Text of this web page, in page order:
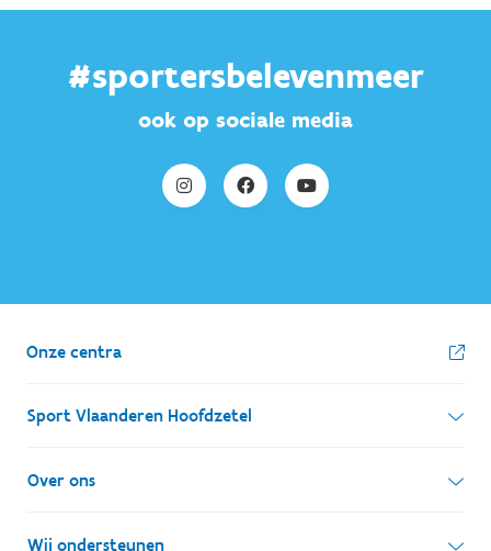
#sportersbelevenmeer
ook op sociale media
Onze centra
Sport Vlaanderen Hoofdzetel
Simon Bolivarlaan 17
1000 Brussel
Over ons
Wie zijn we, wat doen we
Wij ondersteunen